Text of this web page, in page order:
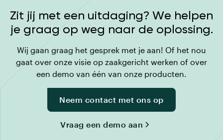
Zit jij met een uitdaging? We helpen
je graag op weg naar de oplossing.
Wij gaan graag het gesprek met je aan! Of het nou
gaat over onze visie op zaakgericht werken of over
een demo van één van onze producten.
Neem contact met ons op
Vraag een demo aan